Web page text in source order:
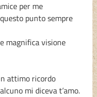
per me
punto sempre
magnifica visione
attimo ricordo
mi diceva t’amo.